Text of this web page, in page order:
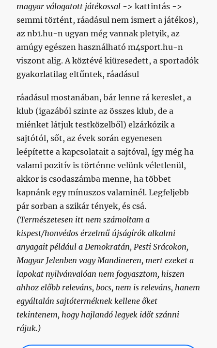
magyar válogatott játékossal -> kattintás ->
semmi történt, ráadásul nem ismert a játékos),
az nb1.hu-n ugyan még vannak pletyik, az
amúgy egészen használható m4sport.hu-n
viszont alig. A köztévé kiüresedett, a sportadók
gyakorlatilag eltűntek, ráadásul
ráadásul mostanában, bár lenne rá kereslet, a
klub (igazából szinte az összes klub, de a
miénket látjuk testközelből) elzárkózik a
sajtótól, sőt, az évek során egyenesen
leépítette a kapcsolatait a sajtóval, így még ha
valami pozitív is történne velünk véletlenül,
akkor is csodaszámba menne, ha többet
kapnánk egy mínuszos valaminél. Legfeljebb
pár sorban a szikár tények, és csá.
(Természetesen itt nem számoltam a
kispest/honvédos érzelmű újságírók alkalmi
anyagait például a Demokratán, Pesti Srácokon,
Magyar Jelenben vagy Mandineren, mert ezeket a
lapokat nyilvánvalóan nem fogyasztom, hiszen
ahhoz előbb releváns, bocs, nem is releváns, hanem
egyáltalán sajtóterméknek kellene őket
tekintenem, hogy hajlandó legyek időt szánni
rájuk.)